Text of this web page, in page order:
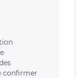
confirmer